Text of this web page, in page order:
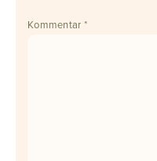
Kommentar *